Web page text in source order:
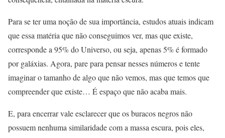
Para se ter uma noção de sua importância, estudos atuais indicam
que essa matéria que não conseguimos ver, mas que existe,
corresponde a 95% do Universo, ou seja, apenas 5% é formado
por galáxias. Agora, pare para pensar nesses números e tente
imaginar o tamanho de algo que não vemos, mas que temos que
compreender que existe… É espaço que não acaba mais.
E, para encerrar vale esclarecer que os buracos negros não
possuem nenhuma similaridade com a massa escura, pois eles,